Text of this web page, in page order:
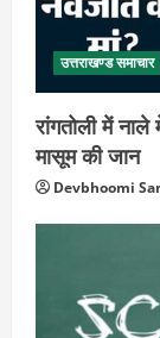
उत्तराखण्ड समाचार
रांगतोली में
मासूम की जान
Devbhoomi